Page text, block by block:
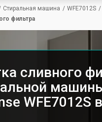
Стиральная машина / WFE7012S /
фильтра
сливного
WFE7012S